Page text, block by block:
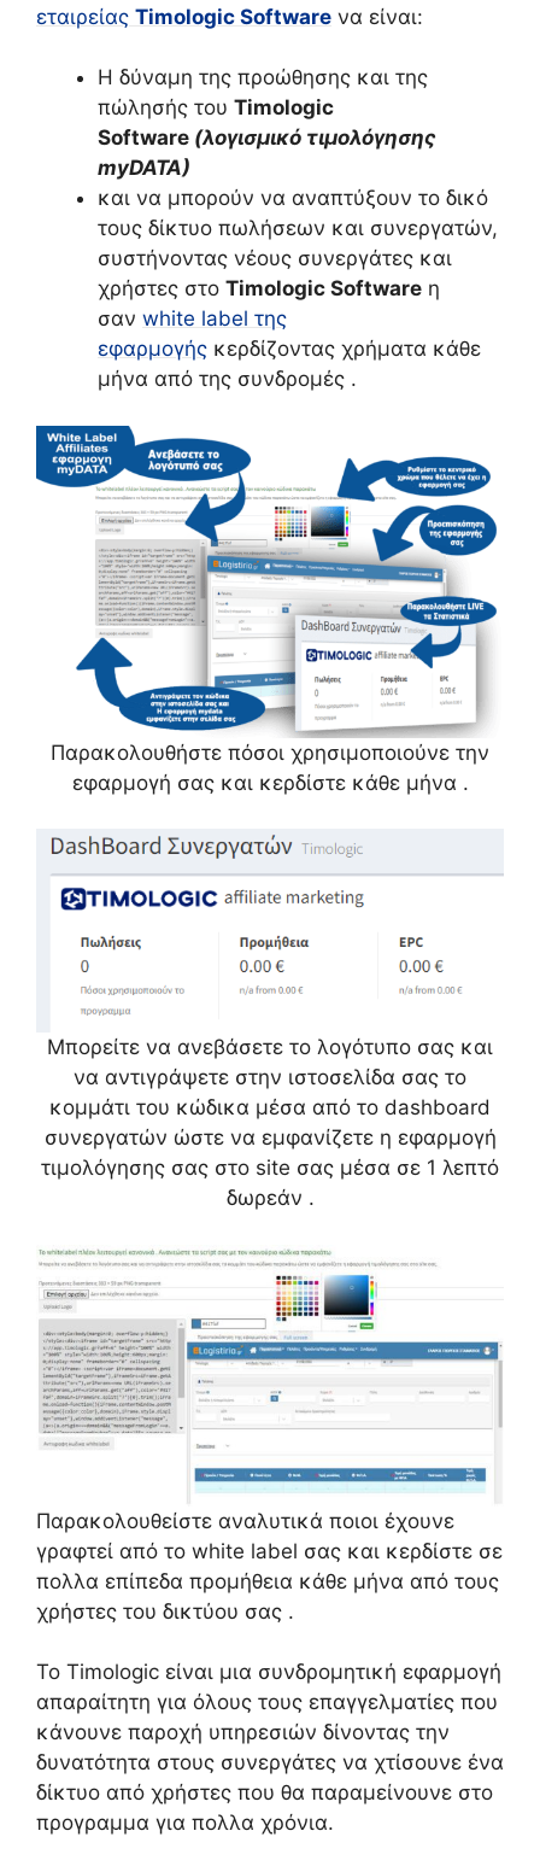
εταιρείας Timologic Software να είναι:
Η δύναμη της προώθησης και της
πώλησής του Timologic
Software (λογισμικό τιμολόγησης
myDATA)
και να μπορούν να αναπτύξουν το δικό
τους δίκτυο πωλήσεων και συνεργατών,
συστήνοντας νέους συνεργάτες και
χρήστες στο Timologic Software η
σαν white label της
εφαρμογής κερδίζοντας χρήματα κάθε
μήνα από της συνδρομές .
Παρακολουθήστε πόσοι χρησιμοποιούνε την
εφαρμογή σας και κερδίστε κάθε μήνα .
Μπορείτε να ανεβάσετε το λογότυπο σας και
να αντιγράψετε στην ιστοσελίδα σας το
κομμάτι του κώδικα μέσα από το dashboard
συνεργατών ώστε να εμφανίζετε η εφαρμογή
τιμολόγησης σας στο site σας μέσα σε 1 λεπτό
δωρεάν .
Παρακολουθείστε αναλυτικά ποιοι έχουνε
γραφτεί από το white label σας και κερδίστε σε
πολλα επίπεδα προμήθεια κάθε μήνα από τους
χρήστες του δικτύου σας .
Το Timologic είναι μια συνδρομητική εφαρμογή
απαραίτητη για όλους τους επαγγελματίες που
κάνουνε παροχή υπηρεσιών δίνοντας την
δυνατότητα στους συνεργάτες να χτίσουνε ένα
δίκτυο από χρήστες που θα παραμείνουνε στο
προγραμμα για πολλα χρόνια.